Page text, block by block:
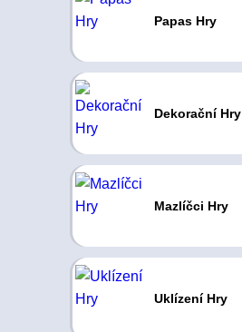
Papas Hry
Dekorační Hry
Mazlíčci Hry
Uklízení Hry